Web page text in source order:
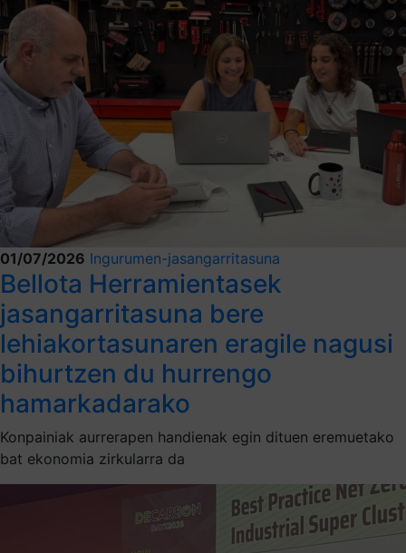
01/07/2026 Ingurumen-jasangarritasuna
Bellota Herramientasek
jasangarritasuna bere
lehiakortasunaren eragile nagusi
bihurtzen du hurrengo
hamarkadarako
Konpainiak aurrerapen handienak egin dituen eremuetako
bat ekonomia zirkularra da